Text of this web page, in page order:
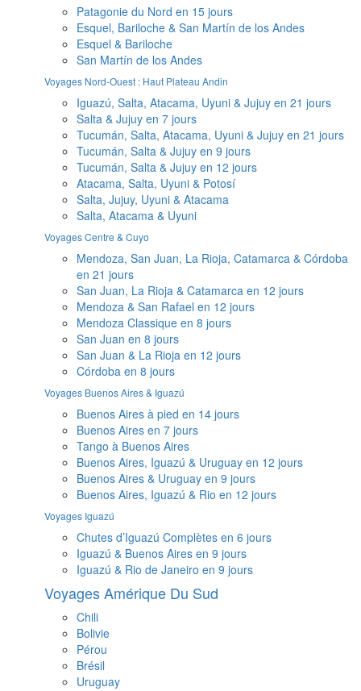
Patagonie du Nord en 15 jours
Esquel, Bariloche & San Martín de los Andes
Esquel & Bariloche
San Martín de los Andes
Voyages Nord-Ouest : Haut Plateau Andin
Iguazú, Salta, Atacama, Uyuni & Jujuy en 21 jours
Salta & Jujuy en 7 jours
Tucumán, Salta, Atacama, Uyuni & Jujuy en 21 jours
Tucumán, Salta & Jujuy en 9 jours
Tucumán, Salta & Jujuy en 12 jours
Atacama, Salta, Uyuni & Potosí
Salta, Jujuy, Uyuni & Atacama
Salta, Atacama & Uyuni
Voyages Centre & Cuyo
Mendoza, San Juan, La Rioja, Catamarca & Córdoba
en 21 jours
San Juan, La Rioja & Catamarca en 12 jours
Mendoza & San Rafael en 12 jours
Mendoza Classique en 8 jours
San Juan en 8 jours
San Juan & La Rioja en 12 jours
Córdoba en 8 jours
Voyages Buenos Aires & Iguazú
Buenos Aires à pied en 14 jours
Buenos Aires en 7 jours
Tango à Buenos Aires
Buenos Aires, Iguazú & Uruguay en 12 jours
Buenos Aires & Uruguay en 9 jours
Buenos Aires, Iguazú & Rio en 12 jours
Voyages Iguazú
Chutes d’Iguazú Complètes en 6 jours
Iguazú & Buenos Aires en 9 jours
Iguazú & Rio de Janeiro en 9 jours
Voyages Amérique Du Sud
Chili
Bolivie
Pérou
Brésil
Uruguay